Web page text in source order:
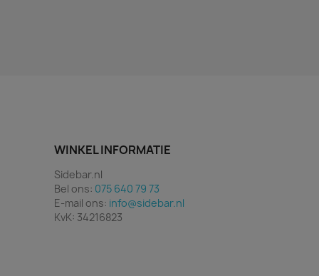
WINKEL INFORMATIE
Sidebar.nl
Bel ons: 075 640 79 73
E-mail ons: info@sidebar.nl
KvK: 34216823